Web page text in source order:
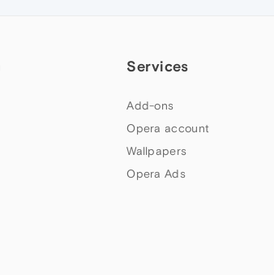
Services
Add-ons
Opera account
Wallpapers
Opera Ads